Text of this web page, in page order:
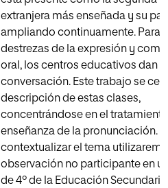
extranjera más enseñada y su
ampliando continuamente. Para
destrezas de la expresión y
oral, los centros educativos dan
conversación. Este trabajo se
descripción de estas clases,
concentrándose en el
enseñanza de la pronunciación.
contextualizar el tema
observación no participante en
de 4º de la Educación Secundaria